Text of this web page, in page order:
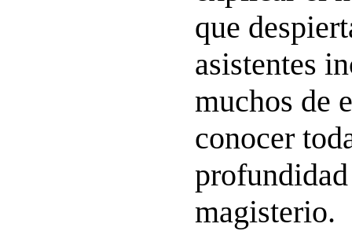
que
asistentes
muchos de
conocer
magisterio.